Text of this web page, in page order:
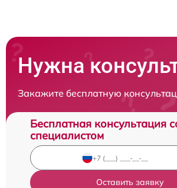
Нужна
Закажите бесплатную
Бесплатная консультация
специалистом
Оставить заявку